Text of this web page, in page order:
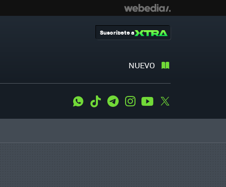
NUEVO
Suscríbete a
WhatsApp
Tiktok TelegramInstagramYoutube